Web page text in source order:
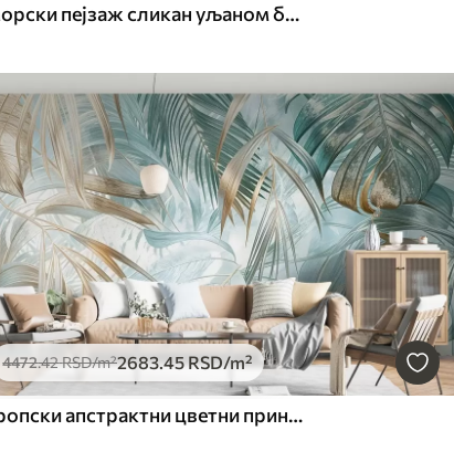
Морски пејзаж сликан уљаном бојом
4472.42RSD/m²2683.45RSD/m²
Тропски апстрактни цветни принт са великим палминим листовима у нијансама плаве и беж ствара бујну атмосферу